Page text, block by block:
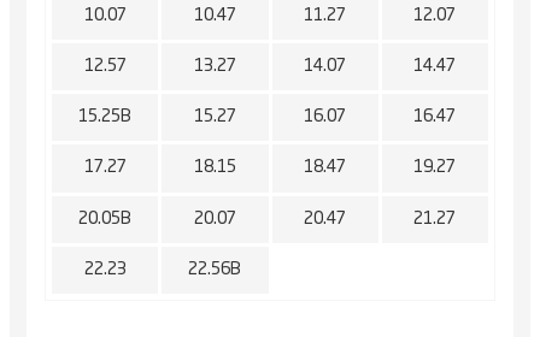
10.07 10.47 11.27 12.07
12.57 13.27 14.07 14.47
15.25B 15.27 16.07 16.47
17.27 18.15 18.47 19.27
20.05B 20.07 20.47 21.27
22.23 22.56B